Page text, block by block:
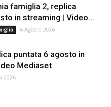
famiglia 2, replica
in streaming | Video...
6 Agosto 2026
puntata 6 agosto in
Mediaset
2026